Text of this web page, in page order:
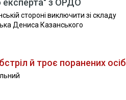
експерта" з ОРДО
стороні виключити зі складу
Дениса Казанського
й троє поранених осіб